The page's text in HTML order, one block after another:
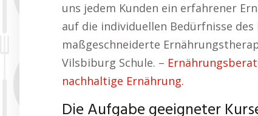
uns jedem Kunden ein erfahrener
auf die individuellen Bedürfnisse
maßgeschneiderte
Vilsbiburg Schule. –
nachhaltige Ernährung.
Die Aufgabe geeigneter